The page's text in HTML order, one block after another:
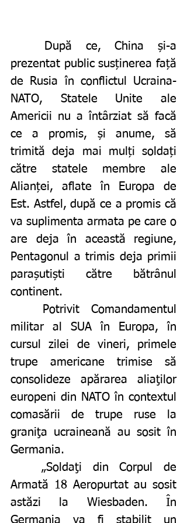
prezentat public susținerea față
de Rusia în conflictul Ucraina-
NATO, Statele Unite ale
Americii nu a întârziat să facă
ce a promis, și anume, să
trimită deja mai mulți soldați
către statele membre ale
Alianței, aflate în Europa de
Est. Astfel, după ce a promis că
va suplimenta armata pe care o
are deja în această regiune,
Pentagonul a trimis deja primii
parașutiști către bătrânul
continent.
militar al SUA în Europa, în
cursul zilei de vineri, primele
trupe americane trimise să
consolideze apărarea aliaţilor
europeni din NATO în contextul
comasării de trupe ruse la
graniţa ucraineană au sosit în
Germania.
Armată 18 Aeropurtat au sosit
astăzi la Wiesbaden. În
Germania va fi stabilit un